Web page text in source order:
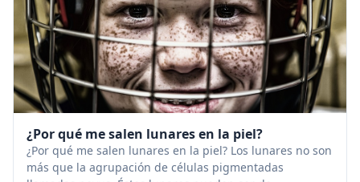
¿Por qué me salen lunares en la piel?
¿Por qué me salen lunares en la piel? Los lunares no son
más que la agrupación de células pigmentadas